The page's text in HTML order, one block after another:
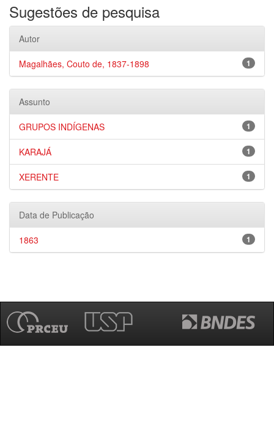
Sugestões de pesquisa
Autor
1
Magalhães, Couto de, 1837-1898
Assunto
1
GRUPOS INDÍGENAS
1
KARAJÁ
1
XERENTE
Data de Publicação
1
1863